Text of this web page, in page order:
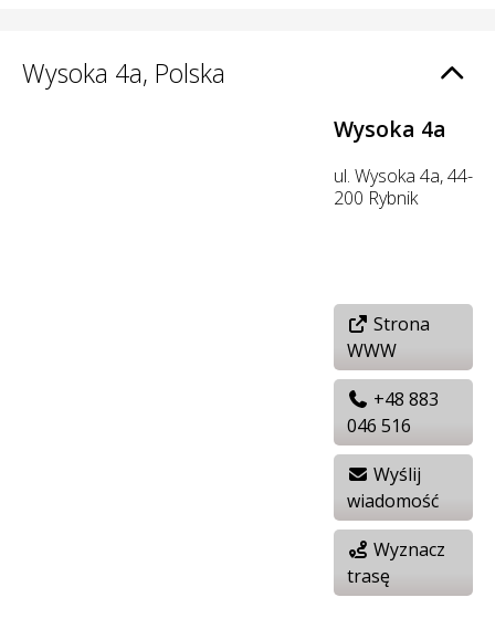
Wysoka 4a, Polska
Wysoka 4a
ul. Wysoka 4a, 44-
200 Rybnik
Strona
WWW
+48 883
046 516
Wyślij
wiadomość
Wyznacz
trasę